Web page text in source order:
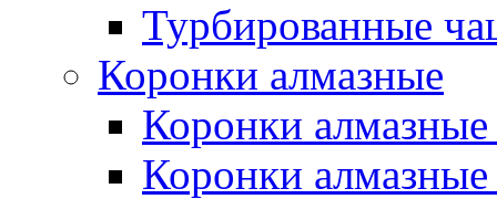
Турбированные
Коронки алмазные
Коронки
Коронки